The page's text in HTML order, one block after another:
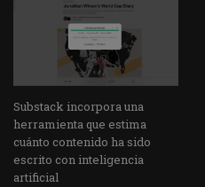
Substack incorpora una
herramienta que estima
cuánto contenido ha sido
escrito con inteligencia
artificial